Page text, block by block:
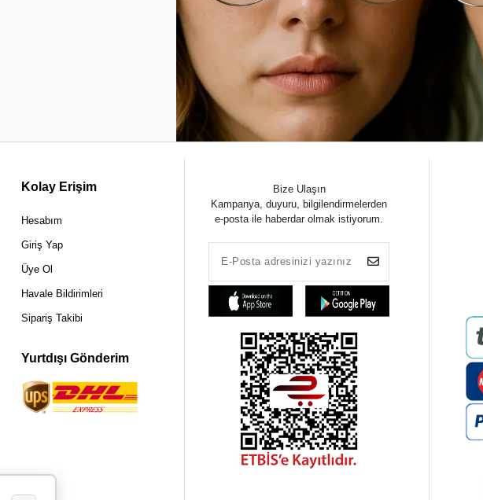
Kolay Erişim
Hesabım
Giriş Yap
Üye Ol
Havale Bildirimleri
Sipariş Takibi
Yurtdışı Gönderim
Bize Ulaşın
Kampanya, duyuru, bilgilendirmelerden
e-posta ile haberdar olmak istiyorum.